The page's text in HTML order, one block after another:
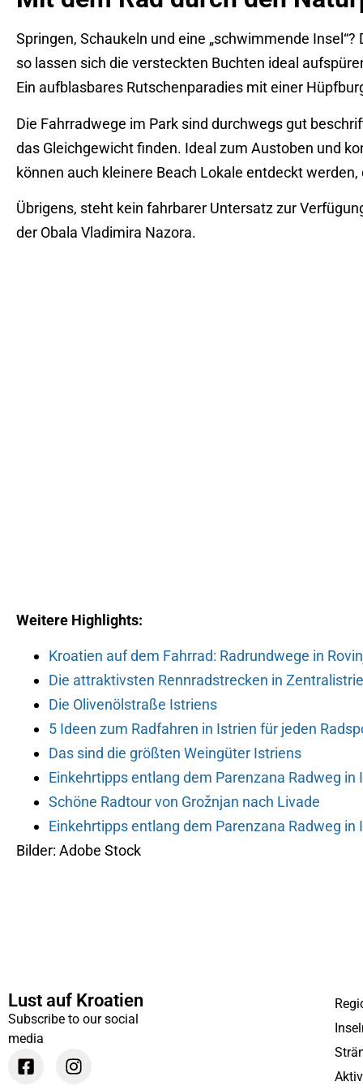
Springen, Schaukeln und eine „schwimmende Insel“?
so lassen sich die versteckten Buchten ideal
Ein aufblasbares Rutschenparadies mit einer
Die Fahrradwege im Park sind durchwegs gut
das Gleichgewicht finden. Ideal zum Austoben und
können auch kleinere Beach Lokale entdeckt
Übrigens, steht kein fahrbarer Untersatz zur
der Obala Vladimira Nazora.
Weitere Highlights:
Kroatien auf dem Fahrrad: Radrundwege in
Die attraktivsten Rennradstrecken in
Die Olivenölstraße Istriens
5 Ideen zum Radfahren in Istrien für jeden
Das sind die größten Weingüter Istriens
Einkehrtipps entlang dem Parenzana Radweg in
Schöne Radtour von Grožnjan nach Livade
Einkehrtipps entlang dem Parenzana Radweg in
Bilder: Adobe Stock
Lust auf Kroatien
Subscribe to our social
media
Aktiv